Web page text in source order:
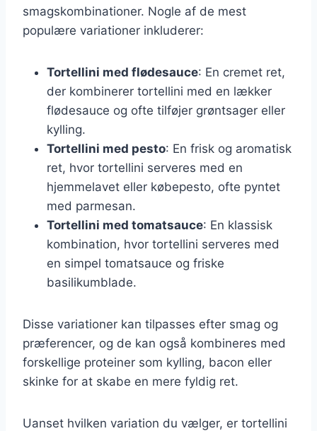
smagskombinationer. Nogle af de mest
populære variationer inkluderer:
Tortellini med flødesauce: En cremet ret,
der kombinerer tortellini med en lækker
flødesauce og ofte tilføjer grøntsager eller
kylling.
Tortellini med pesto: En frisk og aromatisk
ret, hvor tortellini serveres med en
hjemmelavet eller købepesto, ofte pyntet
med parmesan.
Tortellini med tomatsauce: En klassisk
kombination, hvor tortellini serveres med
en simpel tomatsauce og friske
basilikumblade.
Disse variationer kan tilpasses efter smag og
præferencer, og de kan også kombineres med
forskellige proteiner som kylling, bacon eller
skinke for at skabe en mere fyldig ret.
Uanset hvilken variation du vælger, er tortellini